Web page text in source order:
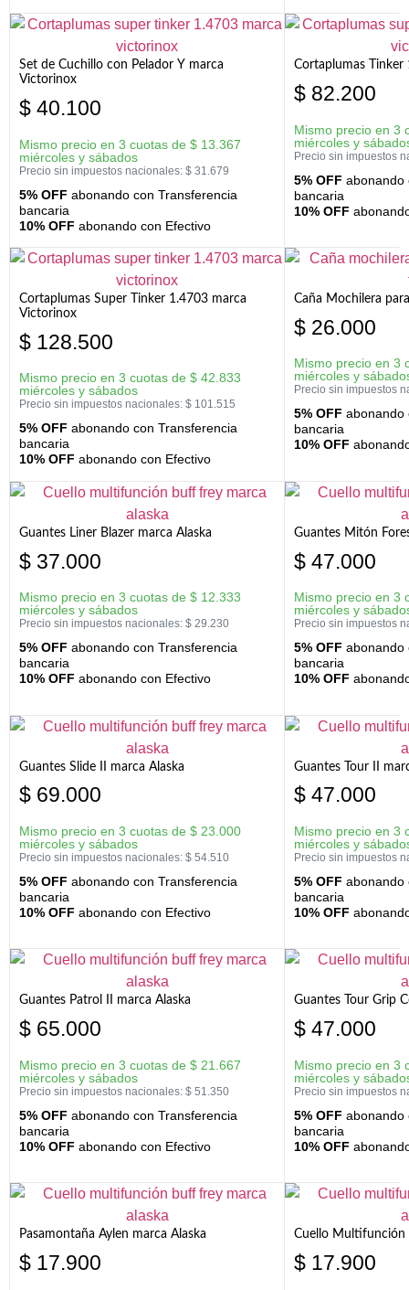
Set de Cuchillo con Pelador Y marca
Victorinox
$ 40.100
Mismo precio en 3 cuotas de $ 13.367
miércoles y sábados
Precio sin impuestos nacionales: $ 31.679
5% OFF abonando con Transferencia
bancaria
10% OFF abonando con Efectivo
Cortaplumas
$ 82.200
Mismo precio en 3
miércoles y
Precio sin impuestos
5% OFF abonando
bancaria
10% OFF
Cortaplumas Super Tinker 1.4703 marca
Victorinox
$ 128.500
Mismo precio en 3 cuotas de $ 42.833
miércoles y sábados
Precio sin impuestos nacionales: $ 101.515
5% OFF abonando con Transferencia
bancaria
10% OFF abonando con Efectivo
Caña Mochilera
$ 26.000
Mismo precio en 3
miércoles y
Precio sin impuestos
5% OFF abonando
bancaria
10% OFF
Guantes Liner Blazer marca Alaska
$ 37.000
Mismo precio en 3 cuotas de $ 12.333
miércoles y sábados
Precio sin impuestos nacionales: $ 29.230
5% OFF abonando con Transferencia
bancaria
10% OFF abonando con Efectivo
Guantes Mitón
$ 47.000
Mismo precio en 3
miércoles y
Precio sin impuestos
5% OFF abonando
bancaria
10% OFF
Guantes Slide II marca Alaska
$ 69.000
Mismo precio en 3 cuotas de $ 23.000
miércoles y sábados
Precio sin impuestos nacionales: $ 54.510
5% OFF abonando con Transferencia
bancaria
10% OFF abonando con Efectivo
Guantes Tour II
$ 47.000
Mismo precio en 3
miércoles y
Precio sin impuestos
5% OFF abonando
bancaria
10% OFF
Guantes Patrol II marca Alaska
$ 65.000
Mismo precio en 3 cuotas de $ 21.667
miércoles y sábados
Precio sin impuestos nacionales: $ 51.350
5% OFF abonando con Transferencia
bancaria
10% OFF abonando con Efectivo
Guantes Tour Grip
$ 47.000
Mismo precio en 3
miércoles y
Precio sin impuestos
5% OFF abonando
bancaria
10% OFF
Pasamontaña Aylen marca Alaska
$ 17.900
Cuello Multifunción
$ 17.900